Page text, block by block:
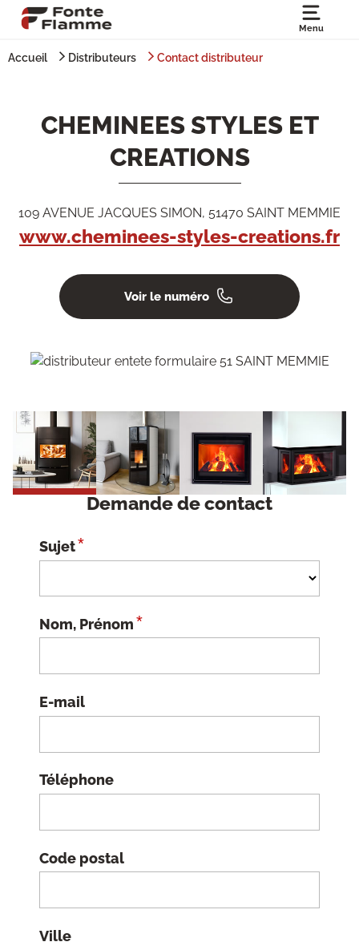
Menu
Accueil Distributeurs Contact distributeur
CHEMINEES STYLES ET
CREATIONS
109 AVENUE JACQUES SIMON, 51470 SAINT MEMMIE
www.cheminees-styles-creations.fr
Voir le numéro
Demande de contact
Sujet*
Nom, Prénom*
E-mail
Téléphone
Code postal
Ville